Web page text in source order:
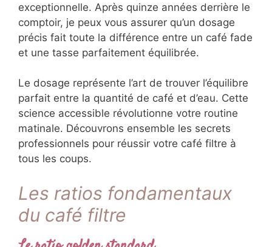
exceptionnelle. Après quinze années derrière le
comptoir, je peux vous assurer qu’un dosage
précis fait toute la différence entre un café fade
et une tasse parfaitement équilibrée.
Le dosage représente l’art de trouver l’équilibre
parfait entre la quantité de café et d’eau. Cette
science accessible révolutionne votre routine
matinale. Découvrons ensemble les secrets
professionnels pour réussir votre café filtre à
tous les coups.
Les ratios fondamentaux
du café filtre